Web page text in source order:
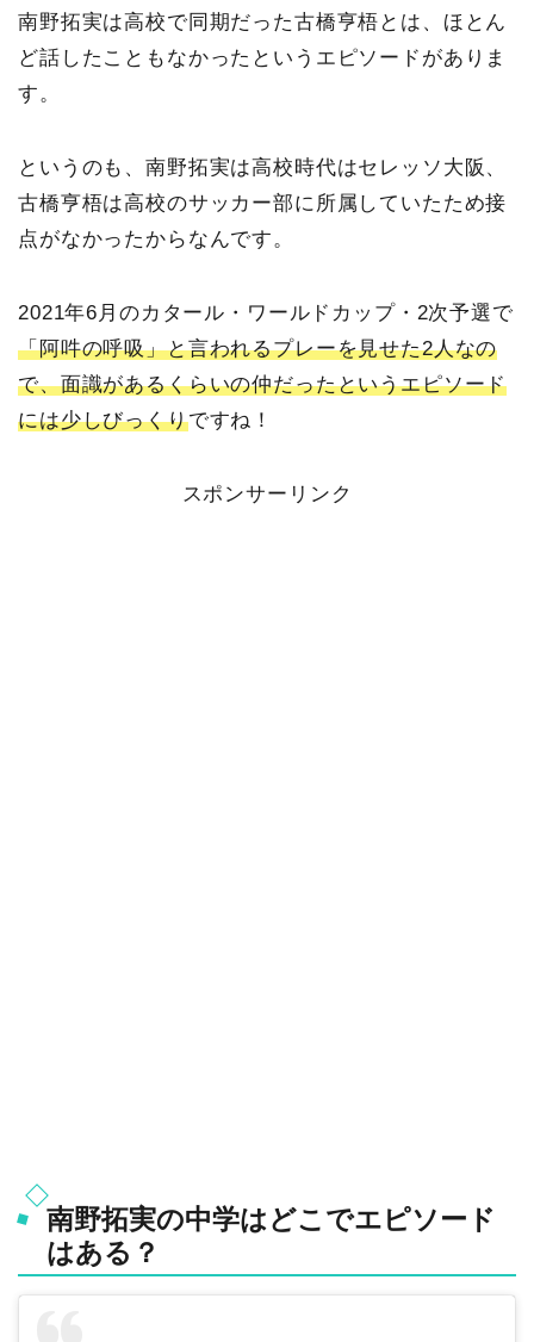
南野拓実は高校で同期だった古橋亨梧とは、ほとん
ど話したこともなかったというエピソードがありま
す。
というのも、南野拓実は高校時代はセレッソ大阪、
古橋亨梧は高校のサッカー部に所属していたため接
点がなかったからなんです。
2021年6月のカタール・ワールドカップ・2次予選で
「阿吽の呼吸」と言われるプレーを見せた2人なの
で、面識があるくらいの仲だったというエピソード
には少しびっくりですね！
スポンサーリンク
南野拓実の中学はどこでエピソード
はある？